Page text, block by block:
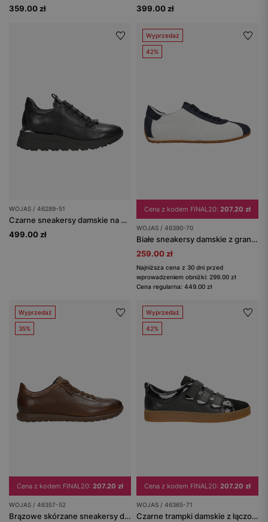
359.00 zł
399.00 zł
WOJAS / 46289-51
Czarne sneakersy damskie na wysokiej podeszwie
499.00 zł
Wyprzedaż
42%
Cena z kodem FINAL20: 207.20 zł
WOJAS / 46390-70
Białe sneakersy damskie z granatowymi wstawkami
259.00 zł
Najniższa cena z 30 dni przed
wprowadzeniem obniżki: 299.00 zł
Cena regularna: 449.00 zł
Wyprzedaż
35%
Cena z kodem FINAL20: 207.20 zł
WOJAS / 46357-52
Brązowe skórzane sneakersy damskie
Wyprzedaż
42%
Cena z kodem FINAL20: 207.20 zł
WOJAS / 46365-71
Czarne trampki damskie z łączonych skór zapinane na rzepy